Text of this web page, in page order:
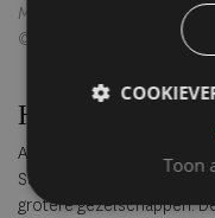
Makreel van de barbecue,
©Arles
Het interieur
Arles heeft verschillende
Salon, Cave en Serre zijn
grotere gezelschappen.
Toon